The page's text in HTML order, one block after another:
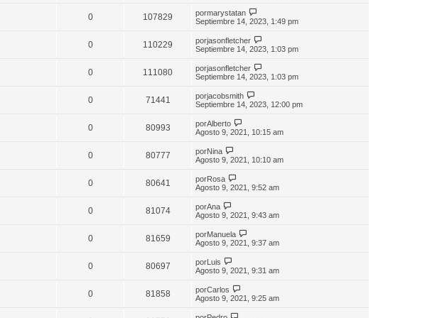
0 107829 pormarystatan
Septiembre 14, 2023, 1:49 pm
0 110229 porjasonfletcher
Septiembre 14, 2023, 1:03 pm
0 111080 porjasonfletcher
Septiembre 14, 2023, 1:03 pm
0 71441 porjacobsmith
Septiembre 14, 2023, 12:00 pm
0 80993 porAlberto
Agosto 9, 2021, 10:15 am
0 80777 porNina
Agosto 9, 2021, 10:10 am
0 80641 porRosa
Agosto 9, 2021, 9:52 am
0 81074 porAna
Agosto 9, 2021, 9:43 am
0 81659 porManuela
Agosto 9, 2021, 9:37 am
0 80697 porLuis
Agosto 9, 2021, 9:31 am
0 81858 porCarlos
Agosto 9, 2021, 9:25 am